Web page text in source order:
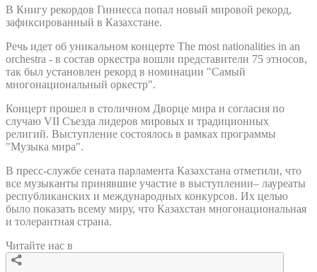
В Книгу рекордов Гиннесса попал новый мировой рекорд,
зафиксированный в Казахстане.
Речь идет об уникальном концерте The most nationalities in an
orchestra - в состав оркестра вошли представители 75 этносов,
так был установлен рекорд в номинации "Самый
многонациональный оркестр".
Концерт прошел в столичном Дворце мира и согласия по
случаю VII Съезда лидеров мировых и традиционных
религий. Выступление состоялось в рамках программы
"Музыка мира".
В пресс-службе сената парламента Казахстана отметили, что
все музыканты принявшие участие в выступлении– лауреаты
республиканских и международных конкурсов. Их целью
было показать всему миру, что Казахстан многонациональная
и толерантная страна.
Читайте нас в